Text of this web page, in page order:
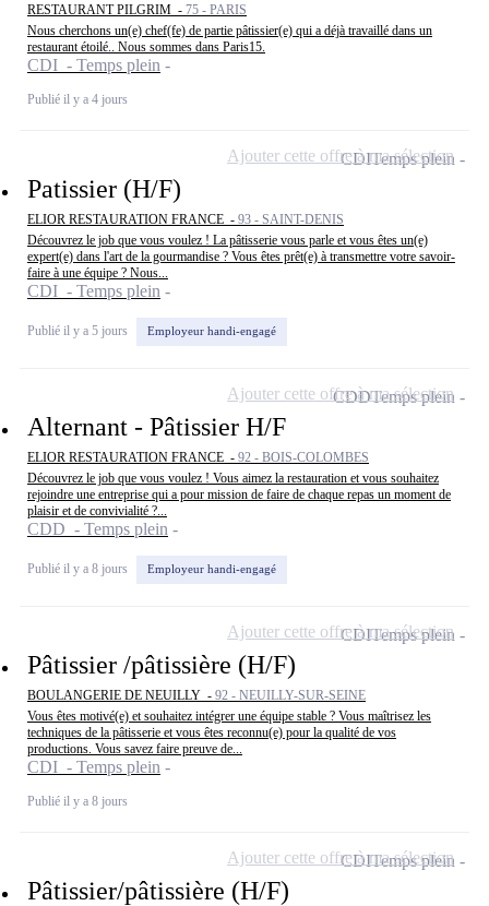
RESTAURANT PILGRIM - 75 - PARIS
Nous cherchons un(e) chef(fe) de partie pâtissier(e) qui a déjà travaillé dans un
restaurant étoilé.. Nous sommes dans Paris15.
CDI - Temps plein
Publié il y a 4 jours
Patissier (H/F)
ELIOR RESTAURATION FRANCE - 93 - SAINT-DENIS
Découvrez le job que vous voulez ! La pâtisserie vous parle et vous êtes un(e)
expert(e) dans l'art de la gourmandise ? Vous êtes prêt(e) à transmettre votre savoir-
faire à une équipe ? Nous...
CDI - Temps plein
Publié il y a 5 jours Employeur handi-engagé
CDITemps plein
Ajouter cette offre à ma sélection
Alternant - Pâtissier H/F
ELIOR RESTAURATION FRANCE - 92 - BOIS-COLOMBES
Découvrez le job que vous voulez ! Vous aimez la restauration et vous souhaitez
rejoindre une entreprise qui a pour mission de faire de chaque repas un moment de
plaisir et de convivialité ?...
CDD - Temps plein
Publié il y a 8 jours Employeur handi-engagé
CDDTemps plein
Ajouter cette offre à ma sélection
Pâtissier /pâtissière (H/F)
BOULANGERIE DE NEUILLY - 92 - NEUILLY-SUR-SEINE
Vous êtes motivé(e) et souhaitez intégrer une équipe stable ? Vous maîtrisez les
techniques de la pâtisserie et vous êtes reconnu(e) pour la qualité de vos
productions. Vous savez faire preuve de...
CDI - Temps plein
Publié il y a 8 jours
CDITemps plein
Ajouter cette offre à ma sélection
Pâtissier/pâtissière (H/F)
CDITemps plein
Ajouter cette offre à ma sélection